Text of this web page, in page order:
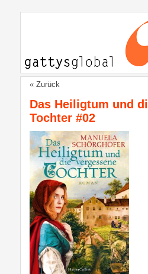
« Zurück
Das Heiligtum und
Tochter #02